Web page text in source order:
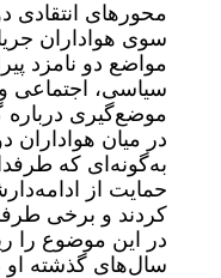
محورهای انتقادی
سوی هواداران
مواضع دو نامزد
سیاسی، اجتماعی
موضع‌گیری
در میان هواداران
به‌گونه‌ای که
حمایت از
کردند و برخی
در این موضوع را
سال‌های گذشته او